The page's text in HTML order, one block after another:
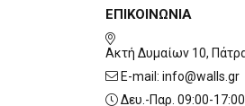
ΕΠΙΚΟΙΝΩΝΙΑ
Ακτή Δυμαίων 10,
E-mail: info@walls.gr
Δευ.-Παρ. 09:00-17:00